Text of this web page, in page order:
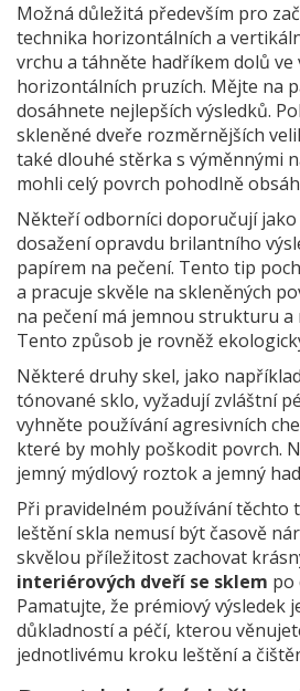
Možná důležitá především pro
technika horizontálních a
vrchu a táhněte hadříkem dolů
horizontálních pruzích. Mějte na
dosáhnete nejlepších výsledků.
skleněné dveře rozměrnějších
také dlouhé stěrka s výměnnými
mohli celý povrch pohodlně
Někteří odborníci doporučují
dosažení opravdu brilantního
papírem na pečení. Tento tip
a pracuje skvěle na skleněných
na pečení má jemnou strukturu a
Tento způsob je rovněž
Některé druhy skel, jako
tónované sklo, vyžadují zvláštní
vyhněte používání agresivních
které by mohly poškodit povrch.
jemný mýdlový roztok a jemný
Při pravidelném používání těchto
leštění skla nemusí být časově
skvělou příležitost zachovat
interiérových dveří se sklem po
Pamatujte, že prémiový výsledek
důkladností a péčí, kterou
jednotlivému kroku leštění a